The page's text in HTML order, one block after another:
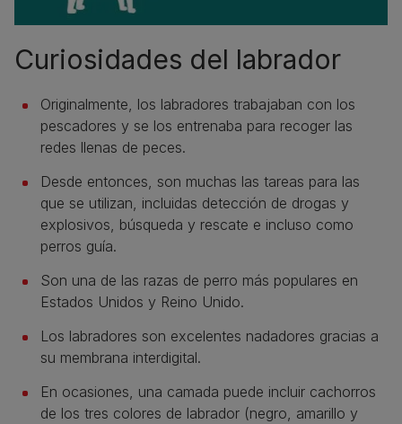
Curiosidades del labrador
Originalmente, los labradores trabajaban con los
pescadores y se los entrenaba para recoger las
redes llenas de peces.
Desde entonces, son muchas las tareas para las
que se utilizan, incluidas detección de drogas y
explosivos, búsqueda y rescate e incluso como
perros guía.
Son una de las razas de perro más populares en
Estados Unidos y Reino Unido.
Los labradores son excelentes nadadores gracias a
su membrana interdigital.
En ocasiones, una camada puede incluir cachorros
de los tres colores de labrador (negro, amarillo y